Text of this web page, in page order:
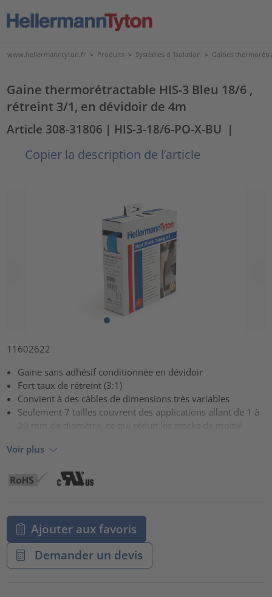
www.hellermanntyton.fr > Produits > Systèmes d 'isolation > Gaines
Gaine thermorétractable HIS-3 Bleu 18/6 ,
rétreint 3/1, en dévidoir de 4m
Article 308-31806 | HIS-3-18/6-PO-X-BU |
Copier la description de l’article
11602622
Gaine sans adhésif conditionnée en dévidoir
Fort taux de rétreint (3:1)
Convient à des câbles de dimensions très variables
Seulement 7 tailles couvrent des applications allant de 1 à
Voir plus
Ajouter aux favoris
Demander un devis